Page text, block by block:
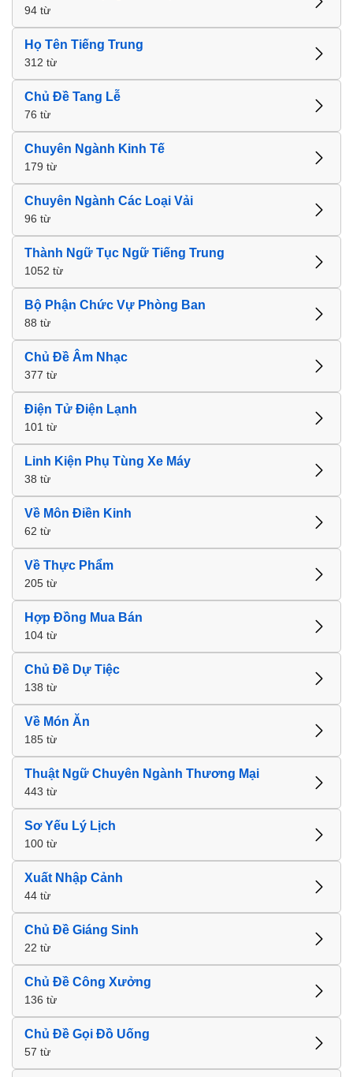
94 từ
Họ Tên Tiếng Trung
312 từ
Chủ Đề Tang Lễ
76 từ
Chuyên Ngành Kinh Tế
179 từ
Chuyên Ngành Các Loại Vải
96 từ
Thành Ngữ Tục Ngữ Tiếng Trung
1052 từ
Bộ Phận Chức Vự Phòng Ban
88 từ
Chủ Đề Âm Nhạc
377 từ
Điện Tử Điện Lạnh
101 từ
Linh Kiện Phụ Tùng Xe Máy
38 từ
Về Môn Điền Kinh
62 từ
Về Thực Phẩm
205 từ
Hợp Đồng Mua Bán
104 từ
Chủ Đề Dự Tiệc
138 từ
Về Món Ăn
185 từ
Thuật Ngữ Chuyên Ngành Thương Mại
443 từ
Sơ Yếu Lý Lịch
100 từ
Xuất Nhập Cảnh
44 từ
Chủ Đề Giáng Sinh
22 từ
Chủ Đề Công Xưởng
136 từ
Chủ Đề Gọi Đồ Uống
57 từ